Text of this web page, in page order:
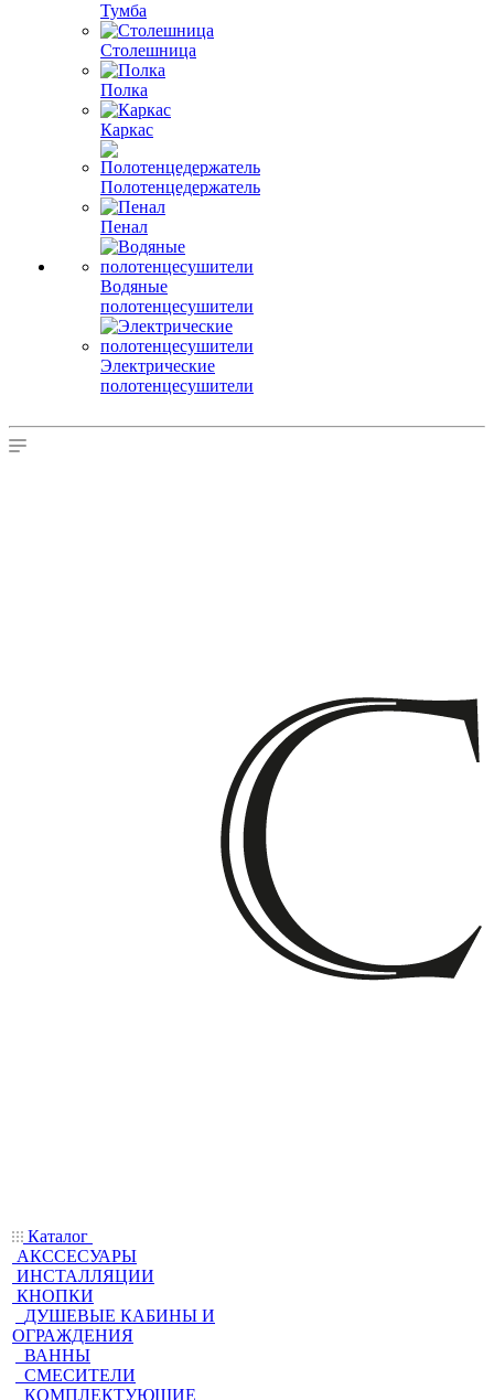
Тумба
Столешница
Полка
Каркас
Полотенцедержатель
Пенал
Водяные
полотенцесушители
Электрические
полотенцесушители
Каталог
АКССЕСУАРЫ
ИНСТАЛЛЯЦИИ
КНОПКИ
ДУШЕВЫЕ КАБИНЫ И
ОГРАЖДЕНИЯ
ВАННЫ
СМЕСИТЕЛИ
КОМПЛЕКТУЮЩИЕ